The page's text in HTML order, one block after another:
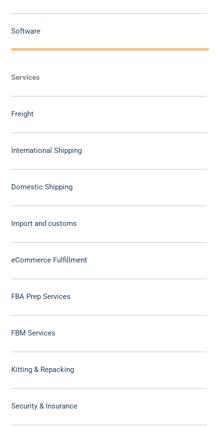
Software
Services
Freight
International Shipping
Domestic Shipping
Import and customs
eCommerce Fulfillment
FBA Prep Services
FBM Services
Kitting & Repacking
Security & Insurance